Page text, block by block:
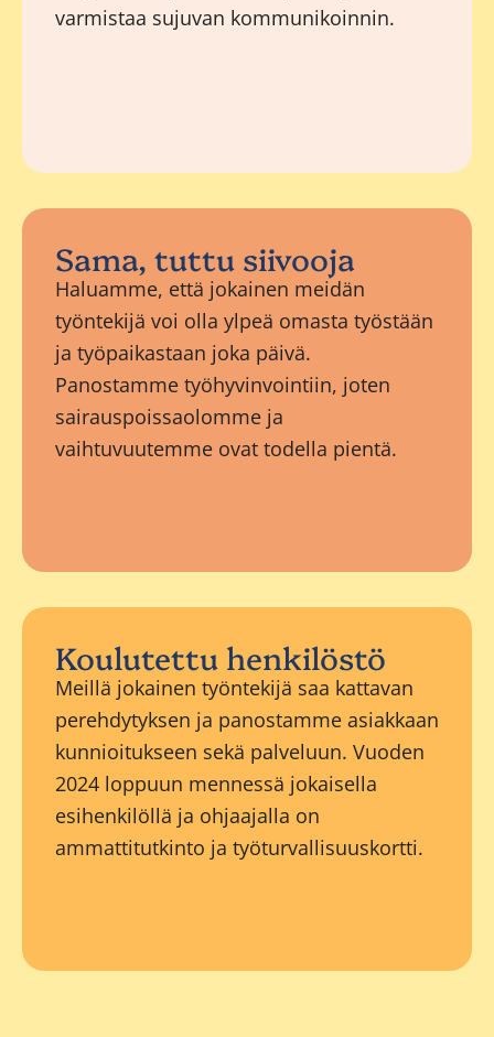
varmistaa sujuvan kommunikoinnin.
Sama, tuttu siivooja
Haluamme, että jokainen meidän
työntekijä voi olla ylpeä omasta työstään
ja työpaikastaan joka päivä.
Panostamme työhyvinvointiin, joten
sairauspoissaolomme ja
vaihtuvuutemme ovat todella pientä.
Koulutettu henkilöstö
Meillä jokainen työntekijä saa kattavan
perehdytyksen ja panostamme asiakkaan
kunnioitukseen sekä palveluun. Vuoden
2024 loppuun mennessä jokaisella
esihenkilöllä ja ohjaajalla on
ammattitutkinto ja työturvallisuuskortti.